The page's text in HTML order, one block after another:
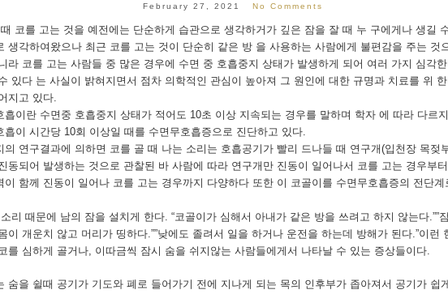
February 27, 2021 No Comments
코를 고는 것을 예전에는 단순하게 습관으로 생각하거가 깊은 잠을 잘 때 누 구에게나 생길
생각하여왔으나 최근 코를 고는 것이 단순히 같은 방 을 사용하는 사람에게 불편감을 주는 것
라 코를 고는 사람들 중 많은 경우에 수면 중 호흡중지 상태가 발생하게 되어 여러 가지 심각
있다 는 사실이 밝혀지면서 점차 의학적인 관심이 높아져 그 원인에 대한 규명과 치료를 위
지고 있다.
흡이란 수면중 호흡중지 상태가 적어도 10초 이상 지속되는 경우를 말하며 학자 에 따라 다르
흡이 시간당 10회 이상일 때를 수면무호흡증으로 진단하고 있다.
의 연구결과에 의하면 코를 골 때 나는 소리는 호흡공기가 빨리 드나들 때 연구개(입천장 목젖
동되어 발생하는 것으로 관찰된 바 사람에 따라 연구개만 진동이 일어나서 코를 고는 경우부
이 함께 진동이 일어나 코를 고는 경우까지 다양하다 또한 이 코골이를 수면무호흡증의 전단계
소리 때문에 남의 잠을 설치게 한다. “코골이가 심해서 아내가 같은 방을 쓰려고 하지 않는다.””
이 개운치 않고 머리가 띵하다.””낮에도 졸려서 일을 하거나 운전을 하는데 방해가 된다.”이런
를 심하게 골거나, 이따금씩 잠시 숨을 쉬지않는 사람들에게서 나타날 수 있는 증상들이다.
숨을 쉴때 공기가 기도와 폐로 들어가기 전에 지나게 되는 목의 인후부가 좁아져서 공기가 쉽